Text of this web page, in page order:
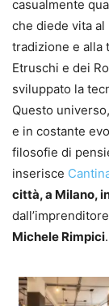
casualmente
che diede vita
tradizione e alla
Etruschi e dei
sviluppato la
Questo
e in costante
filosofie di
inserisce
città, a Milano,
Michele Rimpici.